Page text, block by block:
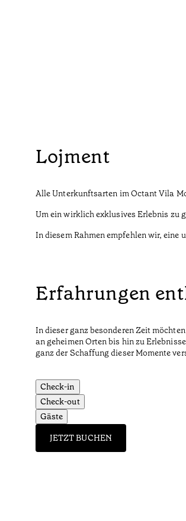
Lojment
Alle Unterkunftsarten im Octant Vila
Um ein wirklich exklusives Erlebnis zu
In diesem Rahmen empfehlen wir, eine
Erfahrungen
In dieser ganz besonderen Zeit
an geheimen Orten bis hin zu
ganz der Schaffung dieser Momente
Check-in
Check-out
Gäste
JETZT BUCHEN